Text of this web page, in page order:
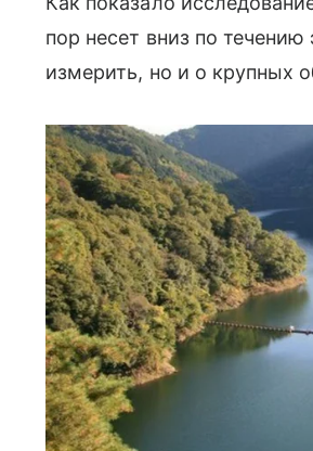
пор несет вниз по
измерить, но и о крупных